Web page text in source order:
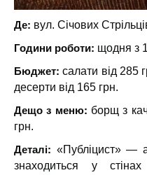
Де: вул. Січових
Години роботи: щодня з
Бюджет:салати від 285
десерти від 165 грн.
Дещо з меню: борщ з
грн.
Деталі: «Публіцист» —
знаходиться у